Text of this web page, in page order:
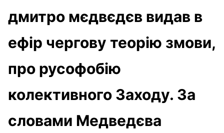
дмитро мєдвєдєв видав в
ефір чергову теорію змови,
про русофобію
колективного Заходу. За
словами Медведєва